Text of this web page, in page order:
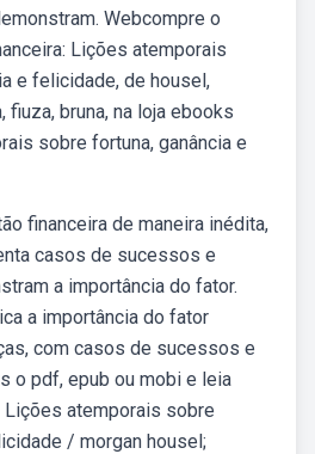
Webcompre o
Lições atemporais
e felicidade, de housel,
fiuza, bruna, na loja ebooks
sobre fortuna, ganância e
financeira de maneira inédita,
casos de sucessos e
a importância do fator.
a importância do fator
com casos de sucessos e
o pdf, epub ou mobi e leia
atemporais sobre
/ morgan housel;